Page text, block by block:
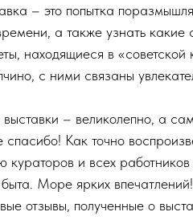
– это попытка
а также узнать какие
находящиеся в
с ними связаны
– великолепно, а
Как точно
кураторов и всех
быта. Море ярких
отзывы, полученные о